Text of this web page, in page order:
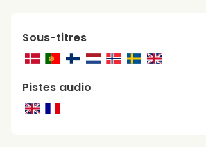
Sous-titres
Pistes audio